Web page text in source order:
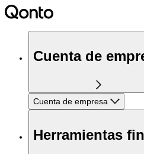
Cuenta de
Cuenta de empresa
Herramientas